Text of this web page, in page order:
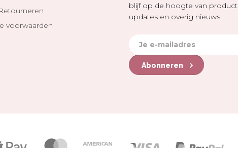
voorwaarden
blijf op de hoogte van product
updates en overig nieuws.
Abonneren
Betalingspictogrammen